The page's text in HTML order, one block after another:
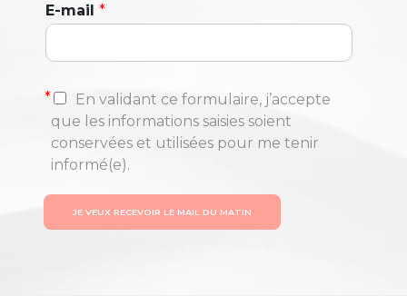
E-mail *
*
En validant ce formulaire, j’accepte
que les informations saisies soient
conservées et utilisées pour me tenir
informé(e).
JE VEUX RECEVOIR LE MAIL DU MATIN